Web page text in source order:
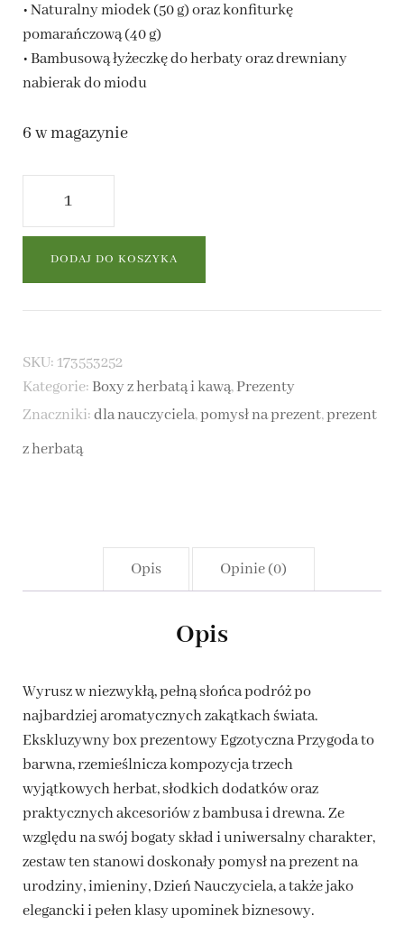
• Naturalny miodek (50 g) oraz konfiturkę
pomarańczową (40 g)
• Bambusową łyżeczkę do herbaty oraz drewniany
nabierak do miodu
6 w magazynie
Egzotyczna
Przygoda
prezentowy
DODAJ DO KOSZYKA
SKU:173553252
Kategorie: Boxy z herbatą i kawą,Prezenty
Znaczniki:dla nauczyciela,pomysł na prezent,prezent
z herbatą
Opis Opinie (0)
Opis
Wyrusz w niezwykłą, pełną słońca podróż po
najbardziej aromatycznych zakątkach świata.
Ekskluzywny box prezentowy Egzotyczna Przygoda to
barwna, rzemieślnicza kompozycja trzech
wyjątkowych herbat, słodkich dodatków oraz
praktycznych akcesoriów z bambusa i drewna. Ze
względu na swój bogaty skład i uniwersalny charakter,
zestaw ten stanowi doskonały pomysł na prezent na
urodziny, imieniny, Dzień Nauczyciela, a także jako
elegancki i pełen klasy upominek biznesowy.